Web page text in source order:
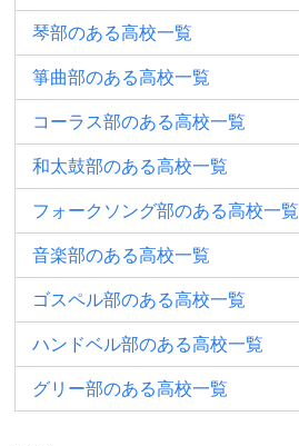
琴部のある高校一覧
箏曲部のある高校一覧
コーラス部のある高校一覧
和太鼓部のある高校一覧
フォークソング部のある高校一覧
音楽部のある高校一覧
ゴスペル部のある高校一覧
ハンドベル部のある高校一覧
グリー部のある高校一覧